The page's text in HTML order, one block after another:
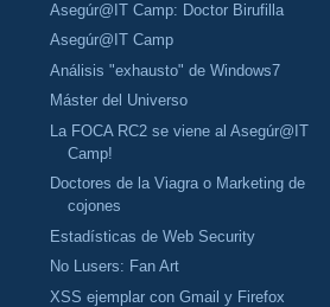
Asegúr@IT Camp: Doctor Birufilla
Asegúr@IT Camp
Análisis "exhausto" de Windows7
Máster del Universo
La FOCA RC2 se viene al Asegúr@IT
Camp!
Doctores de la Viagra o Marketing de
cojones
Estadísticas de Web Security
No Lusers: Fan Art
XSS ejemplar con Gmail y Firefox